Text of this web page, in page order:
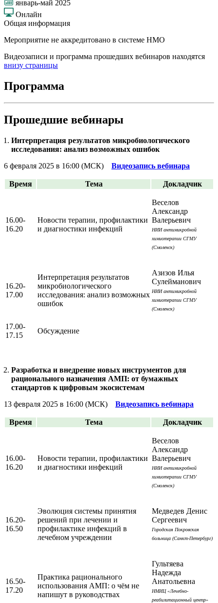
январь-май 2025
Онлайн
Общая информация
Мероприятие не аккредитовано в системе НМО
Видеозаписи и программа прошедших вебинаров находятся
внизу страницы
Программа
Прошедшие вебинары
Интерпретация результатов микробиологического
исследования: анализ возможных ошибок
6 февраля 2025 в 16:00 (МСК) Видеозапись вебинара
Время Тема Докладчик
16.00-
16.20
Новости терапии, профилактики
и диагностики инфекций
Веселов
Александр
Валерьевич
НИИ антимикробной
химиотерапии СГМУ
(Смоленск)
16.20-
17.00
Интерпретация результатов
микробиологического
исследования: анализ возможных
ошибок
Азизов Илья
Сулейманович
НИИ антимикробной
химиотерапии СГМУ
(Смоленск)
17.00-
17.15
Обсуждение
Разработка и внедрение новых инструментов для
рационального назначения АМП: от бумажных
стандартов к цифровым экосистемам
13 февраля 2025 в 16:00 (МСК) Видеозапись вебинара
Время Тема Докладчик
16.00-
16.20
Новости терапии, профилактики
и диагностики инфекций
Веселов
Александр
Валерьевич
НИИ антимикробной
химиотерапии СГМУ
(Смоленск)
16.20-
16.50
Эволюция системы принятия
решений при лечении и
профилактике инфекций в
лечебном учреждении
Медведев Денис
Сергеевич
Городская Покровская
больница (Санкт-Петербург)
16.50-
17.20
Практика рационального
использования АМП: о чём не
напишут в руководствах
Гультяева
Надежда
Анатольевна
НМИЦ «Лечебно-
реабилитационный центр»